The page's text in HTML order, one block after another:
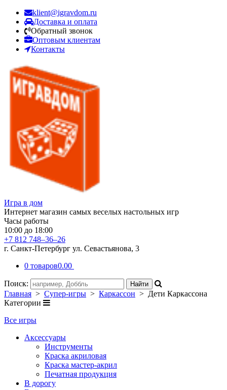
klient@igravdom.ru
Доставка и оплата
Обратный звонок
Оптовым клиентам
Контакты
Игра в дом
Интернет магазин самых веселых настольных игр
Часы работы
10:00 до 18:00
+7 812 748–36–26
г. Санкт-Петербург ул. Севастьянова, 3
0 товаров0.00
Поиск:
Главная > Супер-игры > Каркассон > Дети Каркассона
Категории
Все игры
Аксессуары
Инструменты
Краска акриловая
Краска мастер-акрил
Печатная продукция
В дорогу